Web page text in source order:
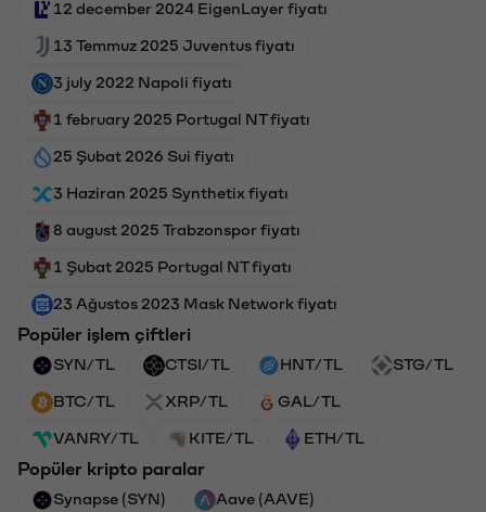
12 december 2024 EigenLayer fiyatı
13 Temmuz 2025 Juventus fiyatı
3 july 2022 Napoli fiyatı
1 february 2025 Portugal NT fiyatı
25 Şubat 2026 Sui fiyatı
3 Haziran 2025 Synthetix fiyatı
8 august 2025 Trabzonspor fiyatı
1 Şubat 2025 Portugal NT fiyatı
23 Ağustos 2023 Mask Network fiyatı
Popüler işlem çiftleri
SYN/TL CTSI/TL HNT/TL STG/TL
BTC/TL XRP/TL GAL/TL
VANRY/TL KITE/TL ETH/TL
Popüler kripto paralar
Synapse (SYN) Aave (AAVE)